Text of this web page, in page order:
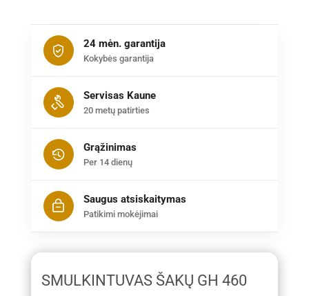
24 mėn. garantija
Kokybės garantija
Servisas Kaune
20 metų patirties
Grąžinimas
Per 14 dienų
Saugus atsiskaitymas
Patikimi mokėjimai
SMULKINTUVAS ŠAKŲ GH 460